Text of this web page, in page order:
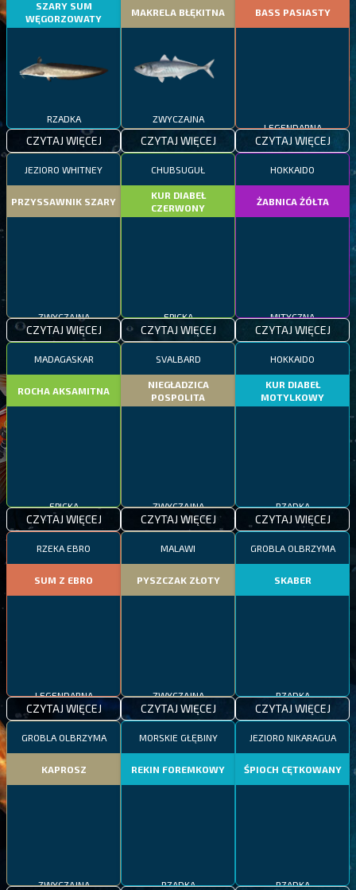
SZARY SUM
WĘGORZOWATY
RZADKA
CZYTAJ WIĘCEJ
MAKRELA BŁĘKITNA
ZWYCZAJNA
CZYTAJ WIĘCEJ
BASS PASIASTY
CZYTAJ WIĘCEJ
JEZIORO WHITNEY
PRZYSSAWNIK SZARY
CZYTAJ WIĘCEJ
CHUBSUGUŁ
KUR DIABEŁ
CZERWONY
CZYTAJ WIĘCEJ
HOKKAIDO
ŻABNICA ŻÓŁTA
CZYTAJ WIĘCEJ
MADAGASKAR
ROCHA AKSAMITNA
CZYTAJ WIĘCEJ
SVALBARD
NIEGŁADZICA
POSPOLITA
CZYTAJ WIĘCEJ
HOKKAIDO
KUR DIABEŁ
MOTYLKOWY
CZYTAJ WIĘCEJ
RZEKA EBRO
SUM Z EBRO
CZYTAJ WIĘCEJ
MALAWI
PYSZCZAK ZŁOTY
CZYTAJ WIĘCEJ
GROBLA OLBRZYMA
SKABER
CZYTAJ WIĘCEJ
GROBLA OLBRZYMA
KAPROSZ
MORSKIE GŁĘBINY
REKIN FOREMKOWY
JEZIORO NIKARAGUA
ŚPIOCH CĘTKOWANY